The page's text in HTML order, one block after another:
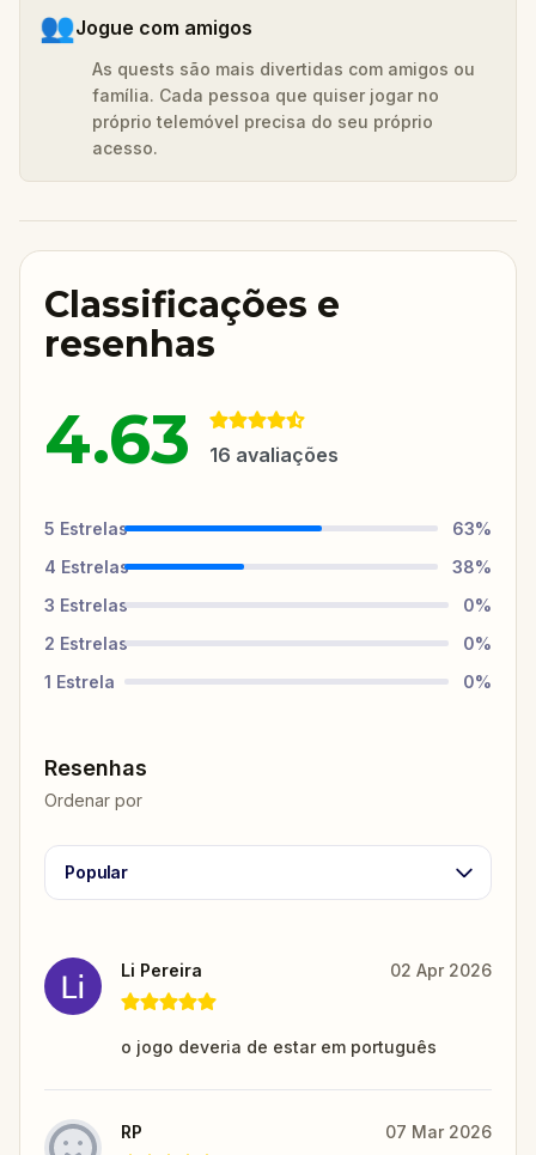
👥Jogue com amigos
As quests são mais divertidas com amigos ou
família. Cada pessoa que quiser jogar no
próprio telemóvel precisa do seu próprio
acesso.
Classificações e
resenhas
4.63 16 avaliações
5 Estrelas 63%
4 Estrelas 38%
3 Estrelas 0%
2 Estrelas 0%
1 Estrela 0%
Resenhas
Ordenar por
Popular
Li Pereira 02 Apr 2026
o jogo deveria de estar em português
RP 07 Mar 2026